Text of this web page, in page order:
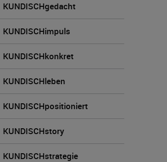
KUNDISCHgedacht
KUNDISCHimpuls
KUNDISCHkonkret
KUNDISCHleben
KUNDISCHpositioniert
KUNDISCHstory
KUNDISCHstrategie